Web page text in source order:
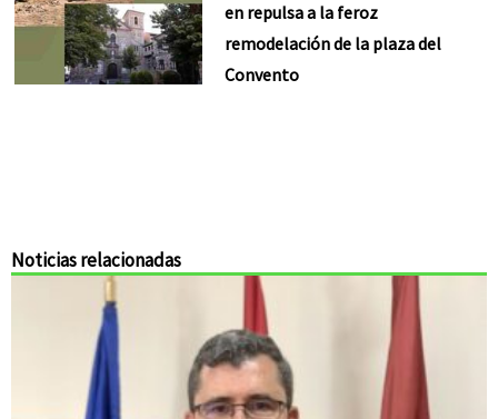
en repulsa a la feroz
remodelación de la plaza del
Convento
Noticias relacionadas